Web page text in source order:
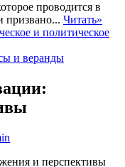
проводится в
призвано... Читать»
и политическое
и веранды